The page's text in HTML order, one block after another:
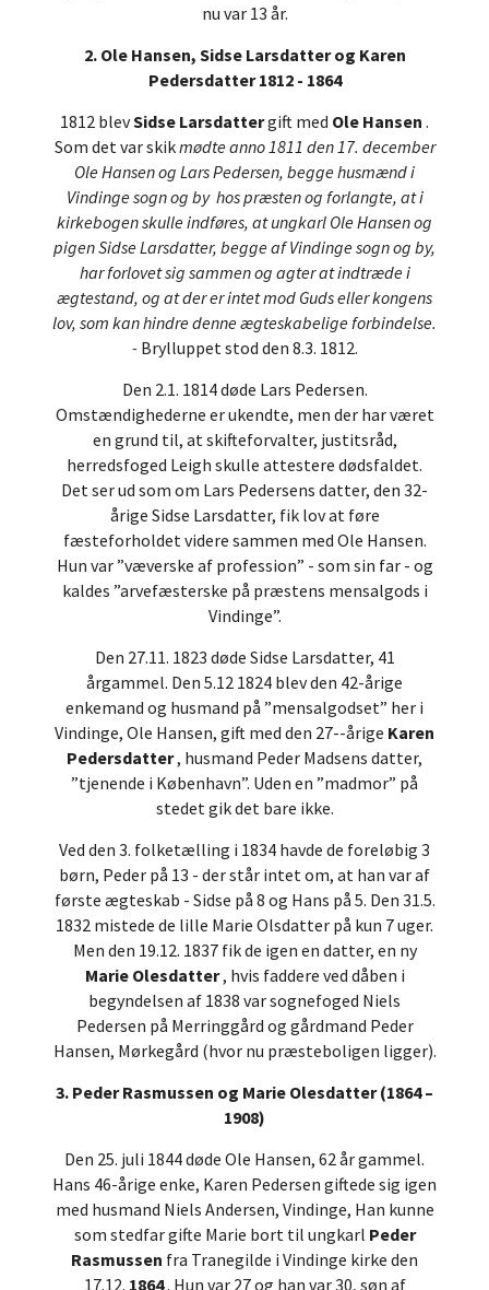
nu var 13 år.
2. Ole Hansen, Sidse Larsdatter og Karen
Pedersdatter 1812 - 1864
1812 blevSidse Larsdattergift med Ole Hansen .
Som det var skikmødte anno 1811 den 17. december
Ole Hansen og Lars Pedersen, begge husmænd i
Vindinge sogn og by hos præsten og forlangte, at i
kirkebogen skulle indføres, at ungkarl Ole Hansen og
pigen Sidse Larsdatter, begge af Vindinge sogn og by,
har forlovet sig sammen og agter at indtræde i
ægtestand, og at der er intet mod Guds eller kongens
lov, som kan hindre denne ægteskabelige forbindelse.
- Brylluppet stod den 8.3. 1812.
Den 2.1. 1814 døde Lars Pedersen.
Omstændighederne er ukendte, men der har været
en grund til, at skifteforvalter, justitsråd,
herredsfoged Leigh skulle attestere dødsfaldet.
Det ser ud som om Lars Pedersens datter, den 32-
årige Sidse Larsdatter, fik lov at føre
fæsteforholdet videre sammen med Ole Hansen.
Hun var ”væverske af profession” - som sin far - og
kaldes ”arvefæsterske på præstens mensalgods i
Vindinge”.
Den 27.11. 1823 døde Sidse Larsdatter, 41
årgammel. Den 5.12 1824 blev den 42-årige
enkemand og husmand på ”mensalgodset” her i
Vindinge, Ole Hansen, gift med den 27--årige Karen
Pedersdatter, husmand Peder Madsens datter,
”tjenende i København”. Uden en ”madmor” på
stedet gik det bare ikke.
Ved den 3. folketælling i 1834 havde de foreløbig 3
børn, Peder på 13 - der står intet om, at han var af
første ægteskab - Sidse på 8 og Hans på 5. Den 31.5.
1832 mistede de lille Marie Olsdatter på kun 7 uger.
Men den 19.12. 1837 fik de igen en datter, en ny
Marie Olesdatter, hvis faddere ved dåben i
begyndelsen af 1838 var sognefoged Niels
Pedersen på Merringgård og gårdmand Peder
Hansen, Mørkegård (hvor nu præsteboligen ligger).
3. Peder Rasmussen og Marie Olesdatter (1864 –
1908)
Den 25. juli 1844 døde Ole Hansen, 62 år gammel.
Hans 46-årige enke, Karen Pedersen giftede sig igen
med husmand Niels Andersen, Vindinge, Han kunne
som stedfar gifte Marie bort til ungkarl Peder
Rasmussen fra Tranegilde i Vindinge kirke den
17.12. 1864. Hun var 27 og han var 30, søn af